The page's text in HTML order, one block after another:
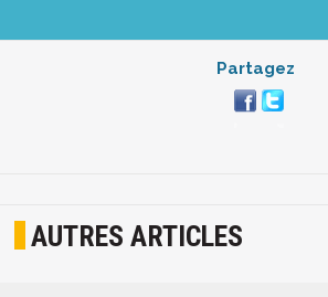
Partagez
AUTRES ARTICLES